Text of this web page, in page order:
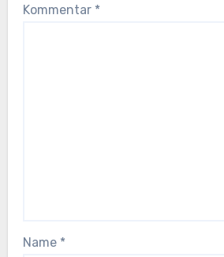
Kommentar *
Name *